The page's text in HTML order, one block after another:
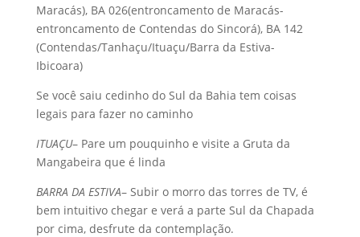
Maracás), BA 026(entroncamento de Maracás-
entroncamento de Contendas do Sincorá), BA 142
(Contendas/Tanhaçu/Ituaçu/Barra da Estiva-
Ibicoara)
Se você saiu cedinho do Sul da Bahia tem coisas
legais para fazer no caminho
ITUAÇU– Pare um pouquinho e visite a Gruta da
Mangabeira que é linda
BARRA DA ESTIVA– Subir o morro das torres de TV, é
bem intuitivo chegar e verá a parte Sul da Chapada
por cima, desfrute da contemplação.